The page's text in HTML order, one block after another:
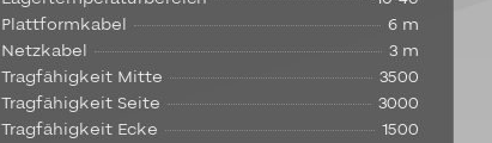
Plattformkabel
6 m
Netzkabel
3 m
Tragfähigkeit Mitte
3500
Tragfähigkeit Seite
3000
Tragfähigkeit Ecke
1500